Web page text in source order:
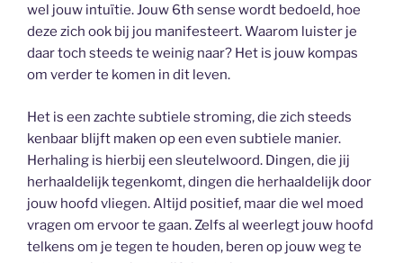
wel jouw intuïtie. Jouw 6th sense wordt bedoeld, hoe
deze zich ook bij jou manifesteert. Waarom luister je
daar toch steeds te weinig naar? Het is jouw kompas
om verder te komen in dit leven.
Het is een zachte subtiele stroming, die zich steeds
kenbaar blijft maken op een even subtiele manier.
Herhaling is hierbij een sleutelwoord. Dingen, die jij
herhaaldelijk tegenkomt, dingen die herhaaldelijk door
jouw hoofd vliegen. Altijd positief, maar die wel moed
vragen om ervoor te gaan. Zelfs al weerlegt jouw hoofd
telkens om je tegen te houden, beren op jouw weg te